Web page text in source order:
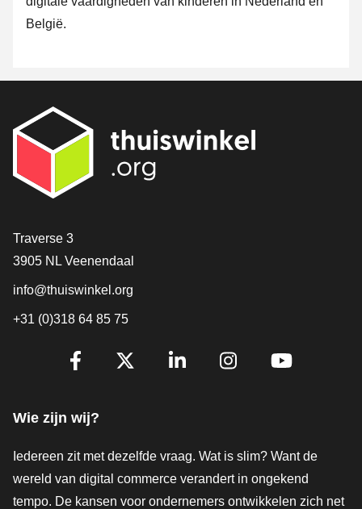
België.
Contact
Traverse 3
3905 NL Veenendaal
info@thuiswinkel.org
+31 (0)318 64 85 75
Volg je ons al?
Wie zijn wij?
Iedereen zit met dezelfde vraag. Wat is slim? Want de
wereld van digital commerce verandert in ongekend
tempo. De kansen voor ondernemers ontwikkelen zich net